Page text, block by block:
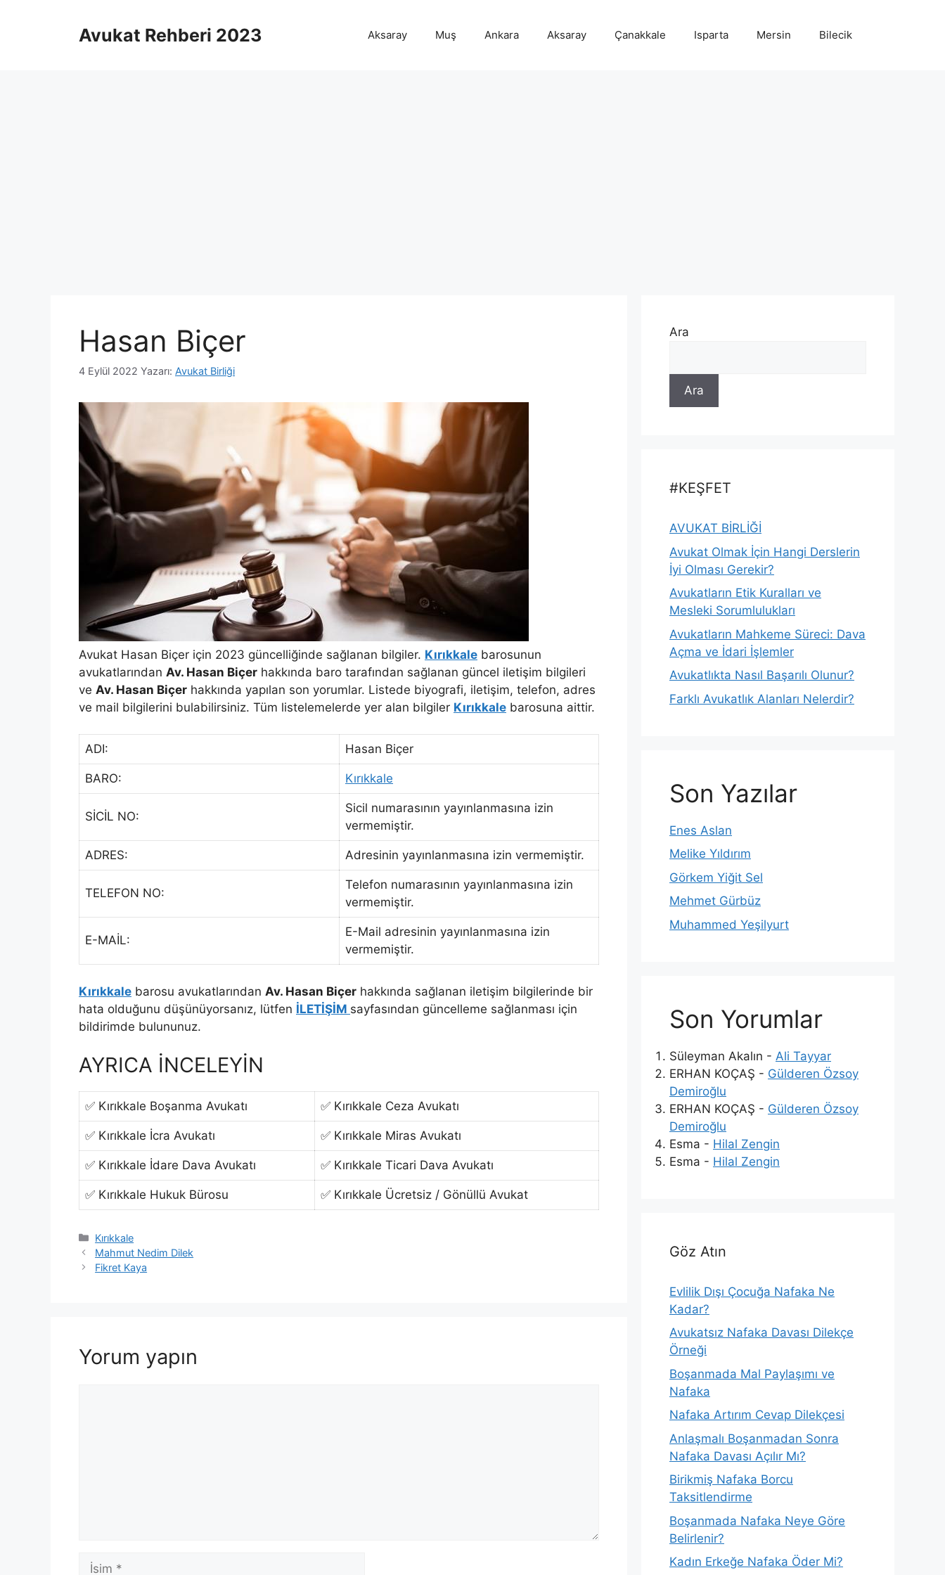
Avukat Rehberi 2023 Aksaray Muş Ankara Aksaray Çanakkale Isparta Mersin Bilecik
Hasan Biçer
4 Eylül 2022 Yazarı: Avukat Birliği
Avukat Hasan Biçer için 2023 güncelliğinde sağlanan bilgiler. Kırıkkale barosunun
avukatlarından Av. Hasan Biçer hakkında baro tarafından sağlanan güncel iletişim bilgileri
ve Av. Hasan Biçer hakkında yapılan son yorumlar. Listede biyografi, iletişim, telefon, adres
ve mail bilgilerini bulabilirsiniz. Tüm listelemelerde yer alan bilgiler Kırıkkale barosuna aittir.
ADI: Hasan Biçer
BARO: Kırıkkale
SİCİL NO:
Sicil numarasının yayınlanmasına izin
vermemiştir.
ADRES: Adresinin yayınlanmasına izin vermemiştir.
TELEFON NO:
Telefon numarasının yayınlanmasına izin
vermemiştir.
E-MAİL:
E-Mail adresinin yayınlanmasına izin
vermemiştir.
Kırıkkale barosu avukatlarından Av. Hasan Biçer hakkında sağlanan iletişim bilgilerinde bir
hata olduğunu düşünüyorsanız, lütfen İLETİŞİM sayfasından güncelleme sağlanması için
bildirimde bulununuz.
AYRICA İNCELEYİN
✅ Kırıkkale Boşanma Avukatı ✅ Kırıkkale Ceza Avukatı
✅ Kırıkkale İcra Avukatı ✅ Kırıkkale Miras Avukatı
✅ Kırıkkale İdare Dava Avukatı ✅ Kırıkkale Ticari Dava Avukatı
✅ Kırıkkale Hukuk Bürosu ✅ Kırıkkale Ücretsiz / Gönüllü Avukat
Kategoriler
Kırıkkale
Mahmut Nedim Dilek
Fikret Kaya
Yorum yapın
İsim
Ara
Ara
#KEŞFET
AVUKAT BİRLİĞİ
Avukat Olmak İçin Hangi Derslerin
İyi Olması Gerekir?
Avukatların Etik Kuralları ve
Mesleki Sorumlulukları
Avukatların Mahkeme Süreci: Dava
Açma ve İdari İşlemler
Avukatlıkta Nasıl Başarılı Olunur?
Farklı Avukatlık Alanları Nelerdir?
Son Yazılar
Enes Aslan
Melike Yıldırım
Görkem Yiğit Sel
Mehmet Gürbüz
Muhammed Yeşilyurt
Son Yorumlar
Süleyman Akalın - Ali Tayyar
ERHAN KOÇAŞ - Gülderen Özsoy
Demiroğlu
ERHAN KOÇAŞ - Gülderen Özsoy
Demiroğlu
Esma - Hilal Zengin
Esma - Hilal Zengin
Göz Atın
Evlilik Dışı Çocuğa Nafaka Ne
Kadar?
Avukatsız Nafaka Davası Dilekçe
Örneği
Boşanmada Mal Paylaşımı ve
Nafaka
Nafaka Artırım Cevap Dilekçesi
Anlaşmalı Boşanmadan Sonra
Nafaka Davası Açılır Mı?
Birikmiş Nafaka Borcu
Taksitlendirme
Boşanmada Nafaka Neye Göre
Belirlenir?
Kadın Erkeğe Nafaka Öder Mi?